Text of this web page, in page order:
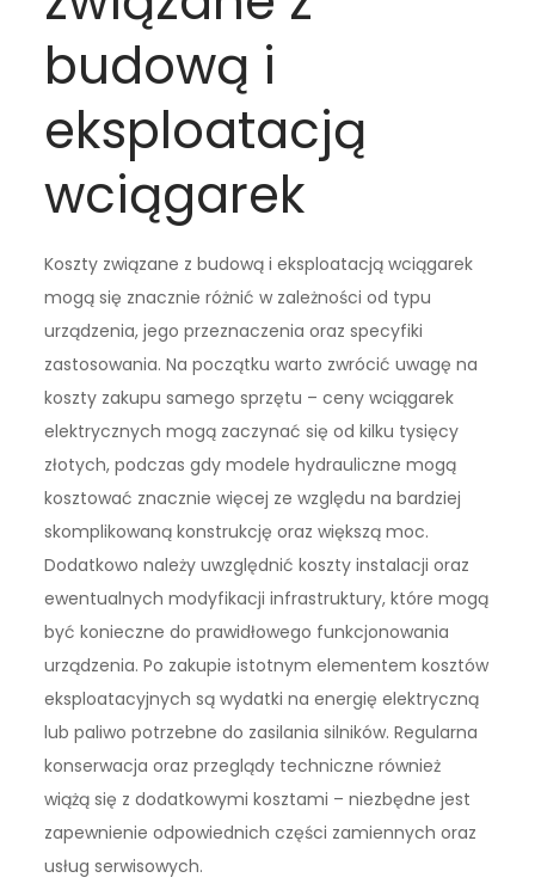
budową i
eksploatacją
wciągarek
Koszty związane z budową i eksploatacją wciągarek
mogą się znacznie różnić w zależności od typu
urządzenia, jego przeznaczenia oraz specyfiki
zastosowania. Na początku warto zwrócić uwagę na
koszty zakupu samego sprzętu – ceny wciągarek
elektrycznych mogą zaczynać się od kilku tysięcy
złotych, podczas gdy modele hydrauliczne mogą
kosztować znacznie więcej ze względu na bardziej
skomplikowaną konstrukcję oraz większą moc.
Dodatkowo należy uwzględnić koszty instalacji oraz
ewentualnych modyfikacji infrastruktury, które mogą
być konieczne do prawidłowego funkcjonowania
urządzenia. Po zakupie istotnym elementem kosztów
eksploatacyjnych są wydatki na energię elektryczną
lub paliwo potrzebne do zasilania silników. Regularna
konserwacja oraz przeglądy techniczne również
wiążą się z dodatkowymi kosztami – niezbędne jest
zapewnienie odpowiednich części zamiennych oraz
usług serwisowych.